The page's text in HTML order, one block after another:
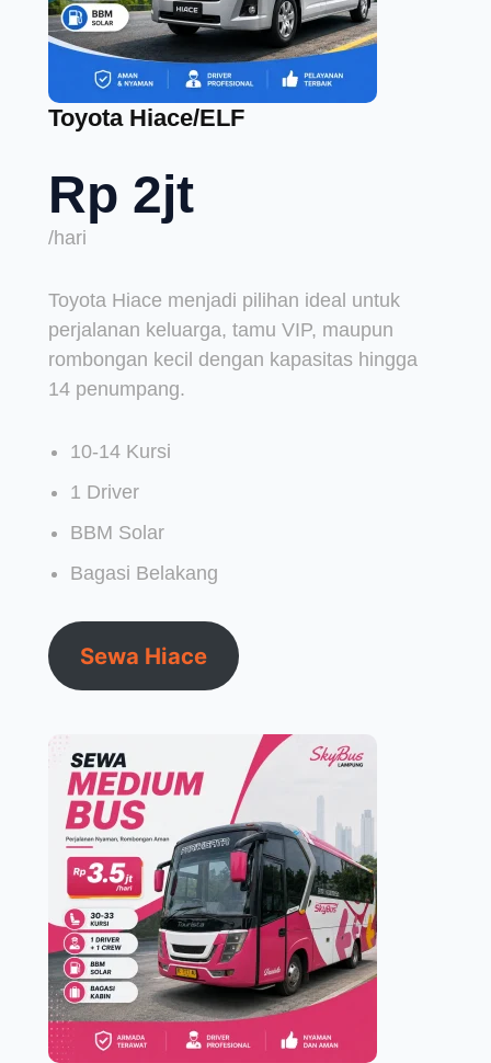
Toyota Hiace/ELF
Rp 2jt
/hari
Toyota Hiace menjadi pilihan ideal untuk
perjalanan keluarga, tamu VIP, maupun
rombongan kecil dengan kapasitas hingga
14 penumpang.
10-14 Kursi
1 Driver
BBM Solar
Bagasi Belakang
Sewa Hiace